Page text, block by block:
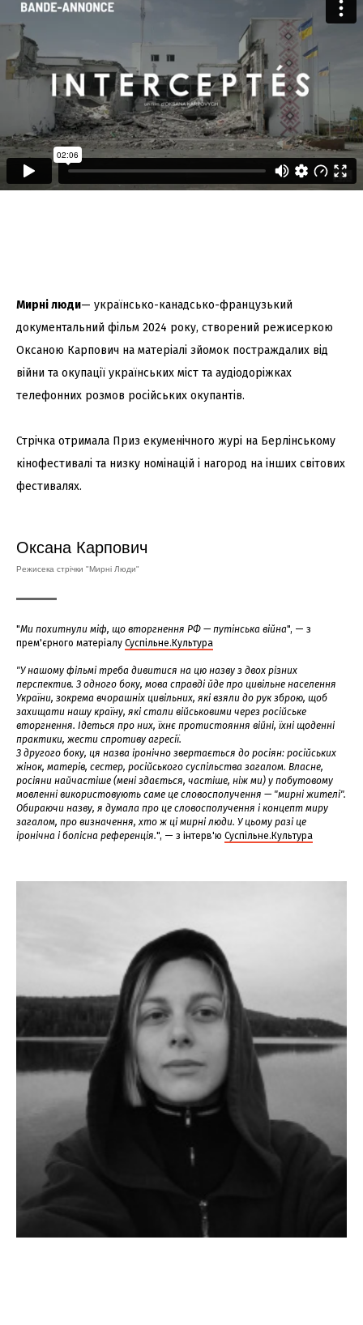
Мирні люди— українсько-канадсько-французький
документальний фільм 2024 року, створений режисеркою
Оксаною Карпович на матеріалі зйомок постраждалих від
війни та окупації українських міст та аудіодоріжках
телефонних розмов російських окупантів.
Стрічка отримала Приз екуменічного журі на Берлінському
кінофестивалі та низку номінацій і нагород на інших світових
фестивалях.
Оксана Карпович
Режисека стрічки "Мирні Люди"
"Ми похитнули міф, що вторгнення РФ — путінська війна", — з
прем'єрного матеріалу Суспільне.Культура
"У нашому фільмі треба дивитися на цю назву з двох різних
перспектив. З одного боку, мова справді йде про цивільне населення
України, зокрема вчорашніх цивільних, які взяли до рук зброю, щоб
захищати нашу країну, які стали військовими через російське
вторгнення. Ідеться про них, їхнє протистояння війні, їхні щоденні
практики, жести спротиву агресії.
З другого боку, ця назва іронічно звертається до росіян: російських
жінок, матерів, сестер, російського суспільства загалом. Власне,
росіяни найчастіше (мені здається, частіше, ніж ми) у побутовому
мовленні використовують саме це словосполучення — "мирні жителі".
Обираючи назву, я думала про це словосполучення і концепт миру
загалом, про визначення, хто ж ці мирні люди. У цьому разі це
іронічна і болісна референція.", — з інтерв'ю Суспільне.Культура